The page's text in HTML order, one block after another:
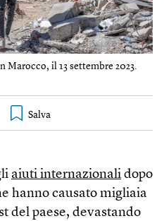
Marocco, il 13 settembre 2023.
aiuti internazionali dopo
hanno causato migliaia
del paese, devastando